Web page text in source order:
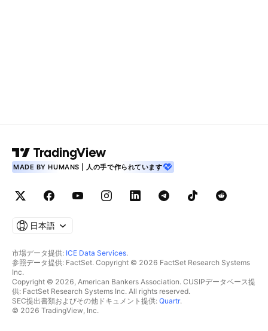
MADE BY HUMANS | 人の手で作られています
日本語
市場データ提供: ICE Data Services.
参照データ提供: FactSet. Copyright © 2026 FactSet Research Systems
Inc.
Copyright © 2026, American Bankers Association. CUSIPデータベース提
供: FactSet Research Systems Inc. All rights reserved.
SEC提出書類およびその他ドキュメント提供: Quartr.
© 2026 TradingView, Inc.